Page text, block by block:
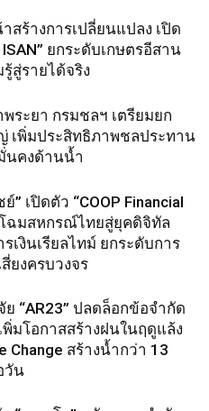
สร้างการเปลี่ยนแปลง เปิด
ISAN” ยกระดับเกษตรอีสาน
สู่รายได้จริง
พระยา กรมชลฯ เตรียมยก
เพิ่มประสิทธิภาพชลประทาน
นคงด้านน้ำ
” เปิดตัว “COOP Financial
ฉมสหกรณ์ไทยสู่ยุคดิจิทัล
เงินเรียลไทม์ ยกระดับการ
ยงครบวงจร
ย “AR23” ปลดล็อกข้อจำกัด
พิ่มโอกาสสร้างฝนในฤดูแล้ง
Change สร้างน้ำกว่า 13
วัน